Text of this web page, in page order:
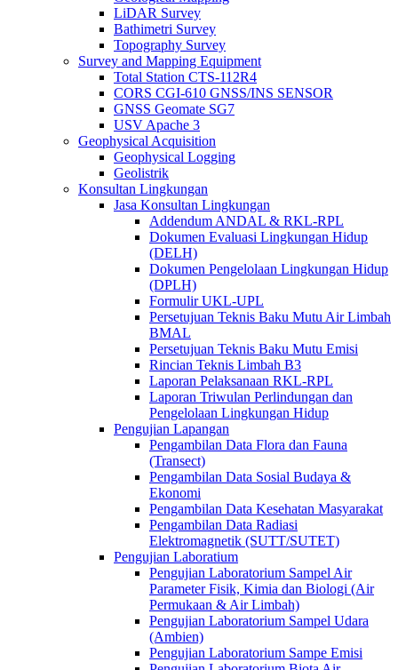
LiDAR Survey
Bathimetri Survey
Topography Survey
Survey and Mapping Equipment
Total Station CTS-112R4
CORS CGI-610 GNSS/INS SENSOR
GNSS Geomate SG7
USV Apache 3
Geophysical Acquisition
Geophysical Logging
Geolistrik
Konsultan Lingkungan
Jasa Konsultan Lingkungan
Addendum ANDAL & RKL-RPL
Dokumen Evaluasi Lingkungan Hidup
(DELH)
Dokumen Pengelolaan Lingkungan Hidup
(DPLH)
Formulir UKL-UPL
Persetujuan Teknis Baku Mutu Air Limbah
BMAL
Persetujuan Teknis Baku Mutu Emisi
Rincian Teknis Limbah B3
Laporan Pelaksanaan RKL-RPL
Laporan Triwulan Perlindungan dan
Pengelolaan Lingkungan Hidup
Pengujian Lapangan
Pengambilan Data Flora dan Fauna
(Transect)
Pengambilan Data Sosial Budaya &
Ekonomi
Pengambilan Data Kesehatan Masyarakat
Pengambilan Data Radiasi
Elektromagnetik (SUTT/SUTET)
Pengujian Laboratium
Pengujian Laboratorium Sampel Air
Parameter Fisik, Kimia dan Biologi (Air
Permukaan & Air Limbah)
Pengujian Laboratorium Sampel Udara
(Ambien)
Pengujian Laboratorium Sampe Emisi